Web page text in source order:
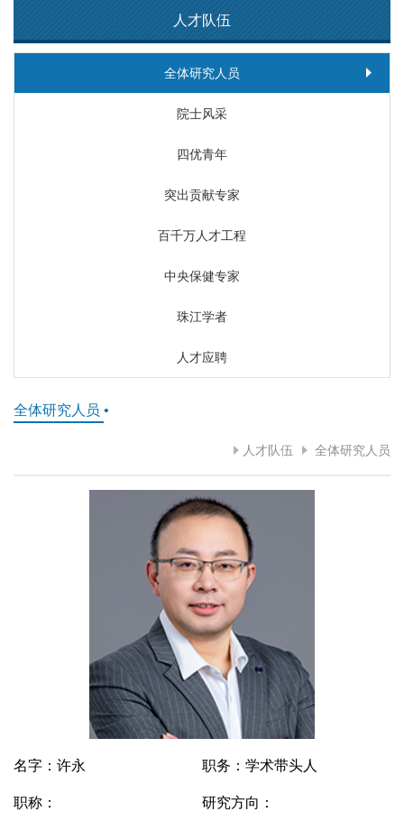
人才队伍
全体研究人员
院士风采
四优青年
突出贡献专家
百千万人才工程
中央保健专家
珠江学者
人才应聘
全体研究人员 •
人才队伍 全体研究人员
名字：许永 职务：学术带头人
职称： 研究方向：